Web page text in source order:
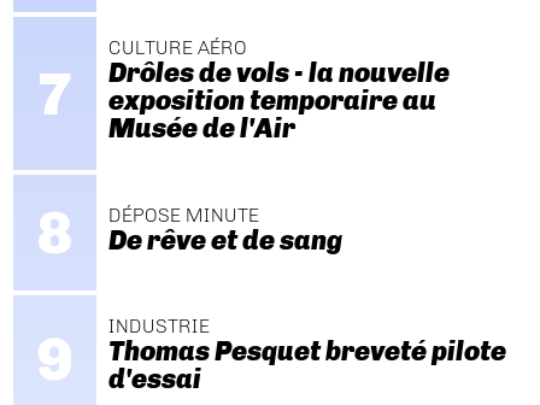
CULTURE AÉRO
Drôles de vols - la nouvelle
exposition temporaire au
Musée de l'Air
DÉPOSE MINUTE
De rêve et de sang
INDUSTRIE
Thomas Pesquet breveté pilote
d'essai